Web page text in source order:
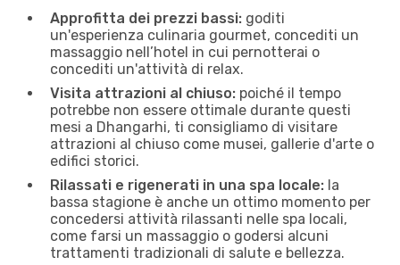
Approfitta dei prezzi bassi: goditi
un'esperienza culinaria gourmet, concediti un
massaggio nell’hotel in cui pernotterai o
concediti un'attività di relax.
Visita attrazioni al chiuso: poiché il tempo
potrebbe non essere ottimale durante questi
mesi a Dhangarhi, ti consigliamo di visitare
attrazioni al chiuso come musei, gallerie d'arte o
edifici storici.
Rilassati e rigenerati in una spa locale: la
bassa stagione è anche un ottimo momento per
concedersi attività rilassanti nelle spa locali,
come farsi un massaggio o godersi alcuni
trattamenti tradizionali di salute e bellezza.